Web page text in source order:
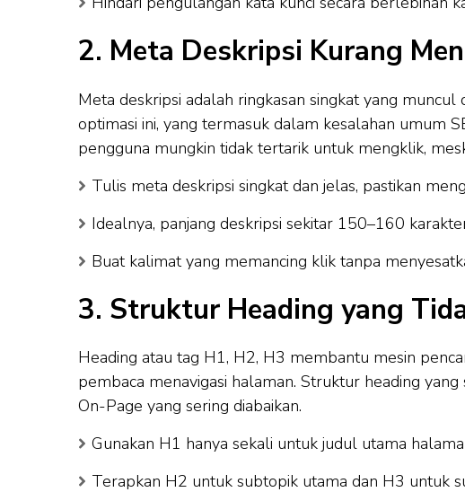
2. Meta Deskripsi Kurang
Meta deskripsi adalah ringkasan singkat yang
optimasi ini, yang termasuk dalam kesalahan umum
pengguna mungkin tidak tertarik untuk mengklik,
Tulis meta deskripsi singkat dan jelas, pastikan
Idealnya, panjang deskripsi sekitar 150–160
Buat kalimat yang memancing klik tanpa
3. Struktur Heading yang
Heading atau tag H1, H2, H3 membantu mesin
pembaca menavigasi halaman. Struktur heading
On-Page yang sering diabaikan.
Gunakan H1 hanya sekali untuk judul utama
Terapkan H2 untuk subtopik utama dan H3 untuk